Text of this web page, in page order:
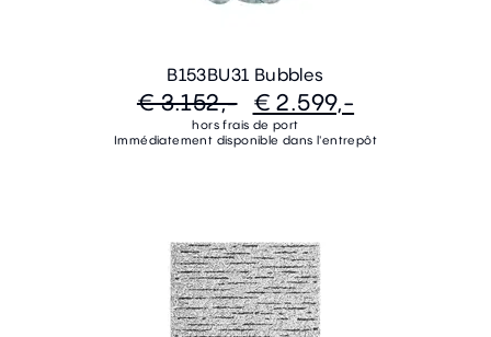
B153BU31 Bubbles
€ 3.152,- € 2.599,-
hors frais de port
Immédiatement disponible dans l'entrepôt